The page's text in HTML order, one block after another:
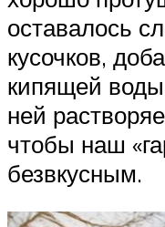
оставалось
кусочков,
кипящей
ней
чтобы наш
безвкусным.